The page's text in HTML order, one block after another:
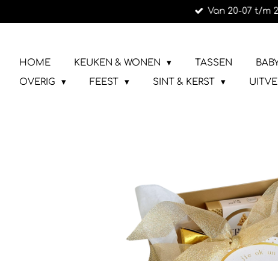
direct
hoofdinhoud
Van 20-07 t/m
HOME KEUKEN & WONEN TASSEN
OVERIG
FEEST SINT & KERST